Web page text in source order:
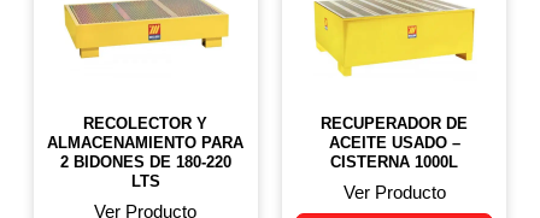
RECOLECTOR Y
ALMACENAMIENTO PARA
2 BIDONES DE 180-220
LTS
Ver Producto
RECUPERADOR DE
ACEITE USADO –
CISTERNA 1000L
Ver Producto